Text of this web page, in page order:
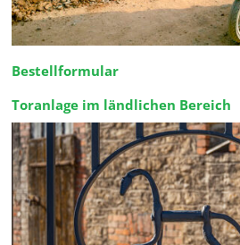
Bestellformular
Toranlage im ländlichen Bereich